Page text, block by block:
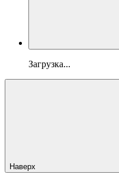
Загрузка...
Наверх